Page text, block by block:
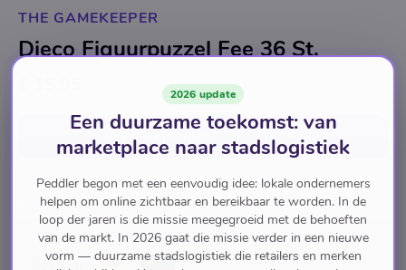
THE GAMEKEEPER
Djeco Figuurpuzzel Fee 36 St.
In winkelwagen voor € 15,95
Leg Puzzels Legpuzzels Kinderen
Pay with
2026 update
Een duurzame toekomst: van
marketplace naar stadslogistiek
Peddler begon met een eenvoudig idee: lokale ondernemers
helpen om online zichtbaar en bereikbaar te worden. In de
loop der jaren is die missie meegegroeid met de behoeften
van de markt. In 2026 gaat die missie verder in een nieuwe
vorm — duurzame stadslogistiek die retailers en merken